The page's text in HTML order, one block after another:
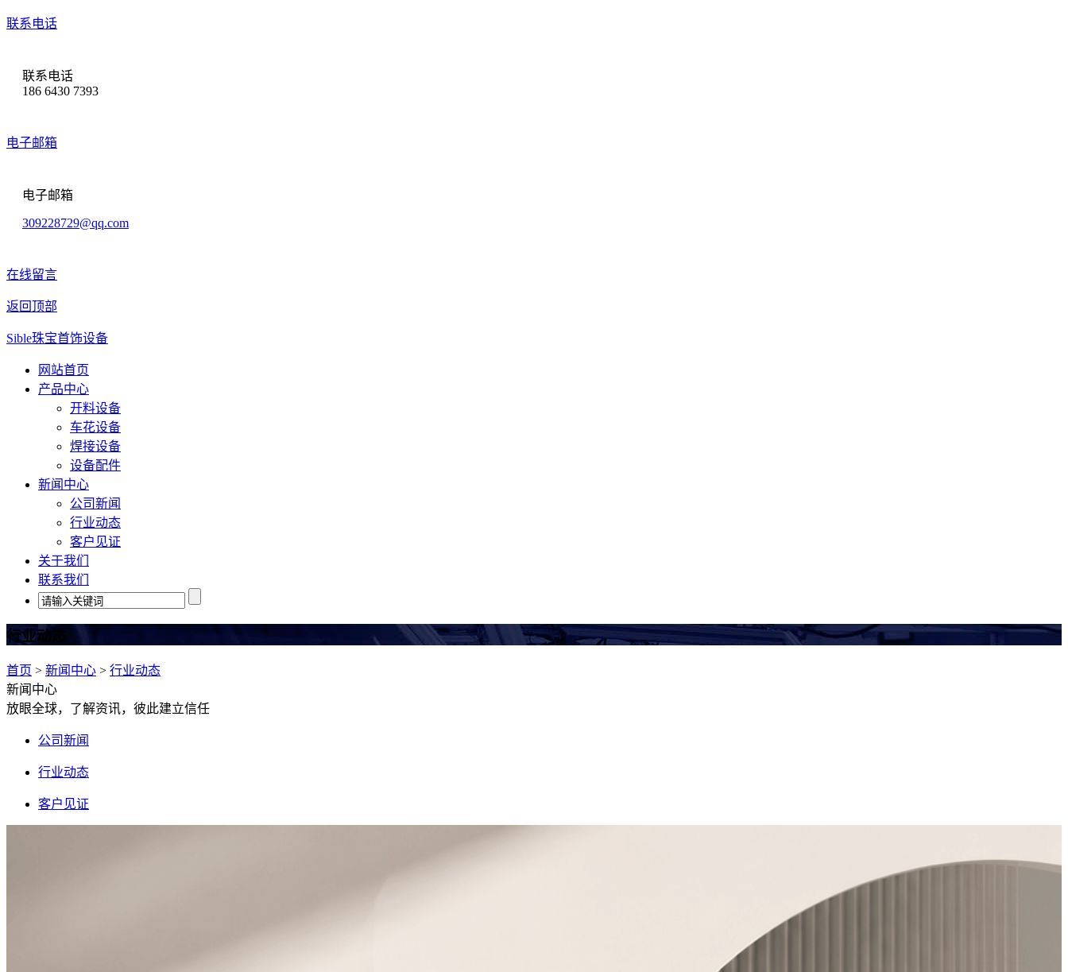
联系电话
联系电话
186 6430 7393
电子邮箱
电子邮箱
309228729@qq.com
在线留言
返回顶部
Sible珠宝首饰设备
网站首页
产品中心
开料设备
车花设备
焊接设备
设备配件
新闻中心
公司新闻
行业动态
客户见证
关于我们
联系我们
行业动态
首页 > 新闻中心 > 行业动态
新闻中心
放眼全球，了解资讯，彼此建立信任
公司新闻
行业动态
客户见证